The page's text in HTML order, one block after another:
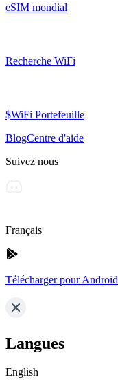
eSIM mondial
Recherche WiFi
$WiFi Portefeuille
BlogCentre d'aide
Suivez nous
Français
Télécharger pour Android
Langues
English